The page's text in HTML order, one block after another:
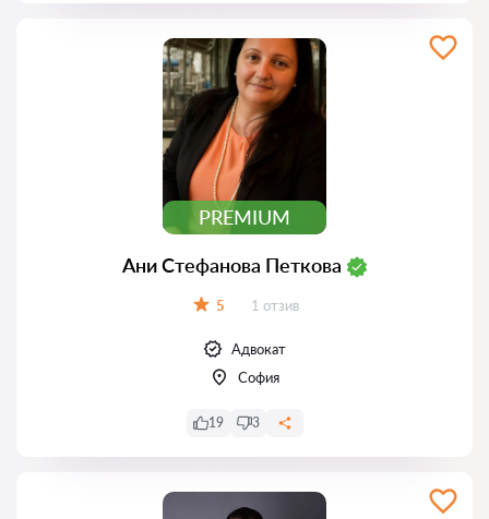
PREMIUM
Ани Стефанова Петкова
5 Отзиви:
1 отзив
Адвокат
София
19 3